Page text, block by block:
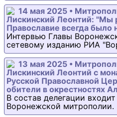
14 мая 2025 •
Лискинский Леонтий: "Мы
Православие всегда было
Интервью Главы
сетевому изданию РИА
13 мая 2025 •
Лискинский Леонтий с
Русской Православной
обители в окрестностях
В состав делегации
Воронежской митрополии.